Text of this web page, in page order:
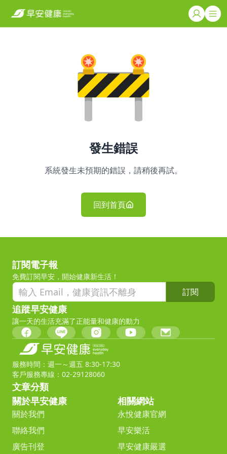
發生錯誤
系統發生未預期的錯誤，請稍後再試。
回到首頁
訂閱電子報
免費訂閱早安，開始健康新生活！
訂閱
追蹤早安健康
讓一天的生活充滿了正能量和健康的動力
服務時間：週一～週五 8:30-17:30
客戶服務專線：02-29128060
文章分類
關於早安健康
關於我們
聯絡我們
廣告刊登
相關網站
永悅健康官網
早安樂活
早安健康嚴選